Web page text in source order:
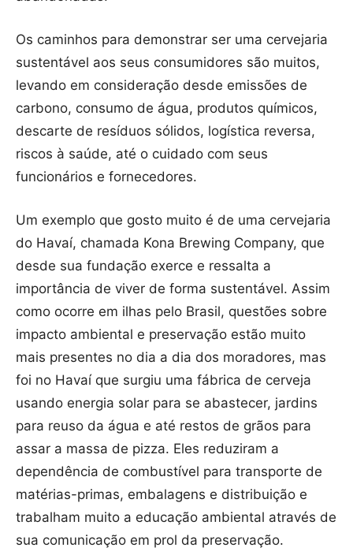
Os caminhos para demonstrar ser uma cervejaria
sustentável aos seus consumidores são muitos,
levando em consideração desde emissões de
carbono, consumo de água, produtos químicos,
descarte de resíduos sólidos, logística reversa,
riscos à saúde, até o cuidado com seus
funcionários e fornecedores.
Um exemplo que gosto muito é de uma cervejaria
do Havaí, chamada Kona Brewing Company, que
desde sua fundação exerce e ressalta a
importância de viver de forma sustentável. Assim
como ocorre em ilhas pelo Brasil, questões sobre
impacto ambiental e preservação estão muito
mais presentes no dia a dia dos moradores, mas
foi no Havaí que surgiu uma fábrica de cerveja
usando energia solar para se abastecer, jardins
para reuso da água e até restos de grãos para
assar a massa de pizza. Eles reduziram a
dependência de combustível para transporte de
matérias-primas, embalagens e distribuição e
trabalham muito a educação ambiental através de
sua comunicação em prol da preservação.